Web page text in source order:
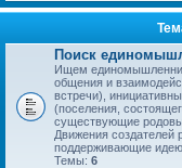
Поиск
Ищем
общения и
встречи),
(поселения,
существующие
Движения создателей
поддерживающие
Темы: 6